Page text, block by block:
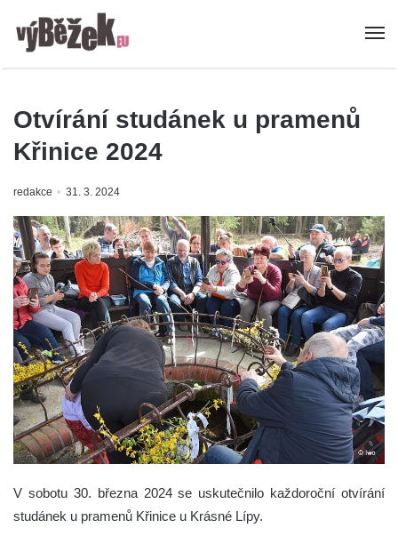
Otvírání studánek u pramenů
Křinice 2024
redakce 31. 3. 2024
V sobotu 30. března 2024 se uskutečnilo každoroční otvírání
studánek u pramenů Křinice u Krásné Lípy.